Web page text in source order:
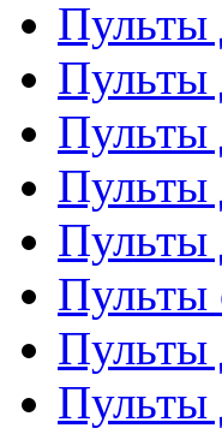
Пульты
Пульты
Пульты
Пульты
Пульты
Пульты
Пульты
Пульты